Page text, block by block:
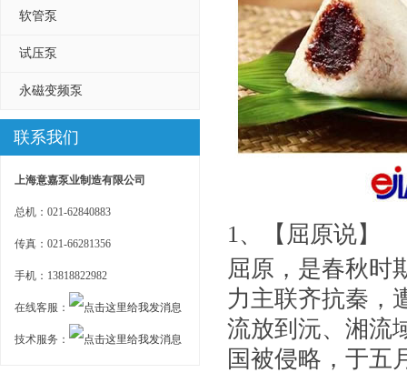
软管泵
试压泵
永磁变频泵
联系我们
上海意嘉泵业制造有限公司
总机：021-62840883
传真：021-66281356
手机：13818822982
在线客服：
技术服务：
1、【屈原说】
屈原，是春秋时
力主联齐抗秦，
流放到沅、湘流
国被侵略，于五